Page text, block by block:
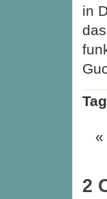
in
«
2